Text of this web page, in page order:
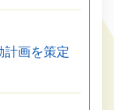
計画を策定